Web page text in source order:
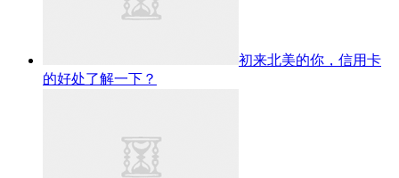
初来北美的你，信用卡
的好处了解一下？